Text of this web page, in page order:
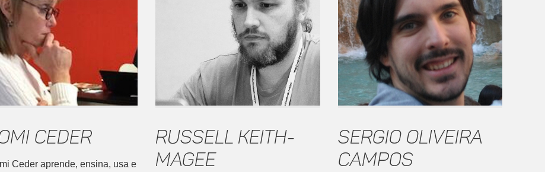
Ceder
Ceder aprende, ensina, usa e
Russell Keith-
Magee
Sergio Oliveira
Campos